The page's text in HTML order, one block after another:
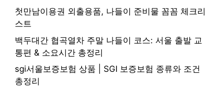
첫만남이용권 외출용품, 나들이 준비물 꼼꼼 체크리
스트
백두대간 협곡열차 주말 나들이 코스: 서울 출발 교
통편 & 소요시간 총정리
sgi서울보증보험 상품 | SGI 보증보험 종류와 조건
총정리